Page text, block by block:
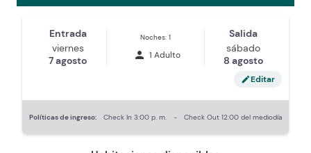
Entrada
viernes
7 agosto
Noches: 1
person 1 Adulto
Salida
sábado
8 agosto
editEditar
Políticas de ingreso: Check In 3:00 p. m. - Check Out 12:00 del mediodía